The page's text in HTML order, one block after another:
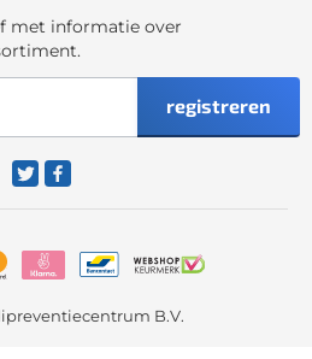
met informatie over
registreren
B.V.